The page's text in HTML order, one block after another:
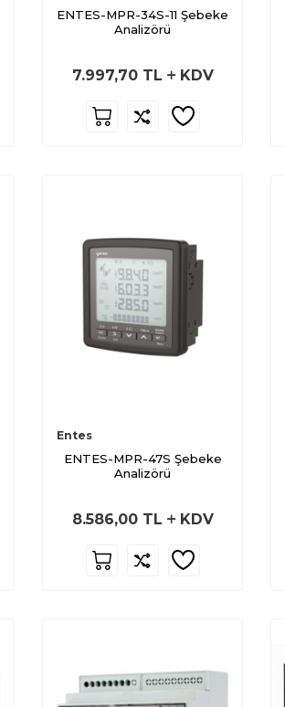
ENTES-MPR-34S-11 Şebeke
Analizörü
7.997,70TL KDV
Entes
ENTES-MPR-47S Şebeke
Analizörü
8.586,00TL KDV